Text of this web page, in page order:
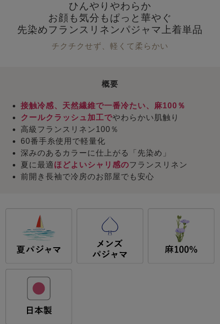
ひんやりやわらか
お顔も気分もぱっと華やぐ
先染めフランスリネンパジャマ上着単品
チクチクせず、軽くて柔らかい
概要
接触冷感、天然繊維で一番冷たい、麻100％
クールクラッシュ加工でやわらかい肌触り
高級フランスリネン100％
60番手糸使用で軽量化
深みのあるカラーに仕上がる「先染め」
夏に最適ほどよいシャリ感のフランスリネン
前開き長袖で冷房のお部屋でも安心